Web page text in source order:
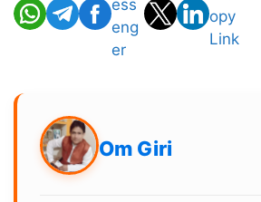
Om Giri